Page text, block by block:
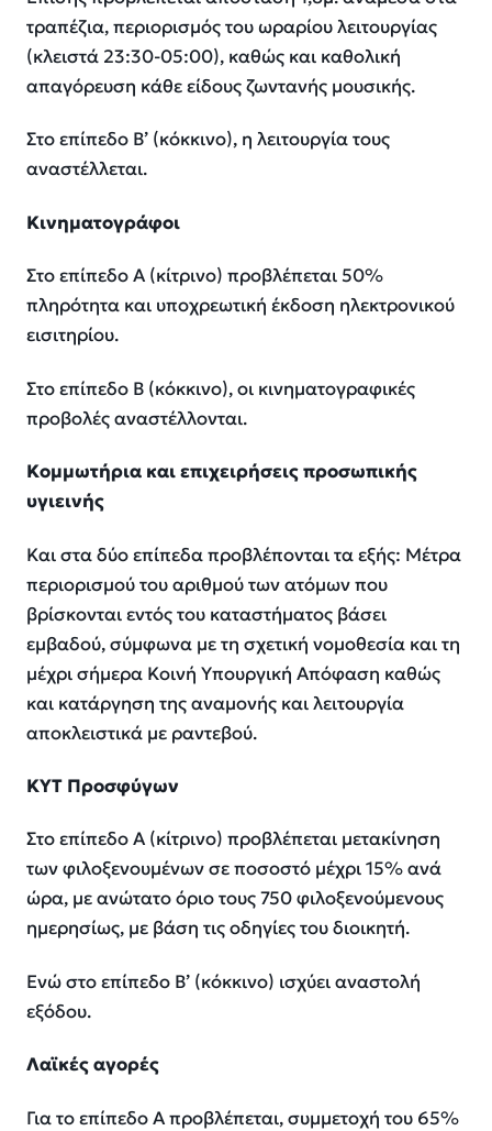
τραπέζια, περιορισμός του ωραρίου λειτουργίας
(κλειστά 23:30-05:00), καθώς και καθολική
απαγόρευση κάθε είδους ζωντανής μουσικής.
Στο επίπεδο Β’ (κόκκινο), η λειτουργία τους
αναστέλλεται.
Κινηματογράφοι
Στο επίπεδο Α (κίτρινο) προβλέπεται 50%
πληρότητα και υποχρεωτική έκδοση ηλεκτρονικού
εισιτηρίου.
Στο επίπεδο Β (κόκκινο), οι κινηματογραφικές
προβολές αναστέλλονται.
Κομμωτήρια και επιχειρήσεις προσωπικής
υγιεινής
Και στα δύο επίπεδα προβλέπονται τα εξής: Μέτρα
περιορισμού του αριθμού των ατόμων που
βρίσκονται εντός του καταστήματος βάσει
εμβαδού, σύμφωνα με τη σχετική νομοθεσία και τη
μέχρι σήμερα Κοινή Υπουργική Απόφαση καθώς
και κατάργηση της αναμονής και λειτουργία
αποκλειστικά με ραντεβού.
ΚΥΤ Προσφύγων
Στο επίπεδο Α (κίτρινο) προβλέπεται μετακίνηση
των φιλοξενουμένων σε ποσοστό μέχρι 15% ανά
ώρα, με ανώτατο όριο τους 750 φιλοξενούμενους
ημερησίως, με βάση τις οδηγίες του διοικητή.
Ενώ στο επίπεδο Β’ (κόκκινο) ισχύει αναστολή
εξόδου.
Λαϊκές αγορές
Για το επίπεδο Α προβλέπεται, συμμετοχή του 65%